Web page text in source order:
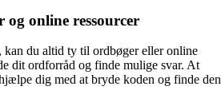
online ressourcer
du altid ty til ordbøger eller online
dit ordforråd og finde mulige svar. At
dig med at bryde koden og finde den